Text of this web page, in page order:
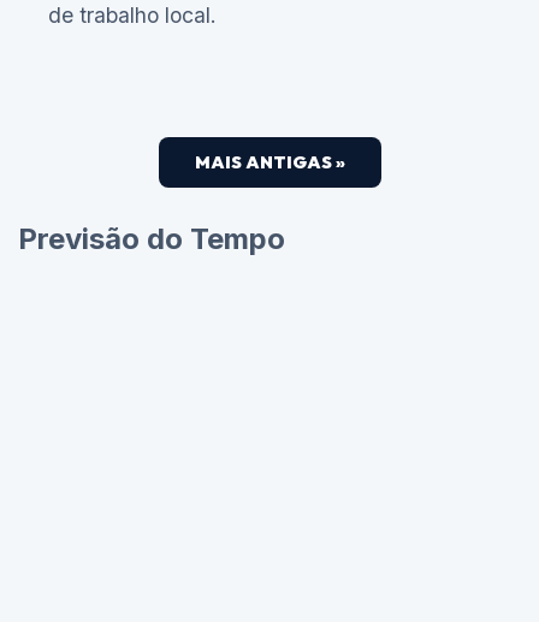
de trabalho local.
MAIS ANTIGAS »
Previsão do Tempo